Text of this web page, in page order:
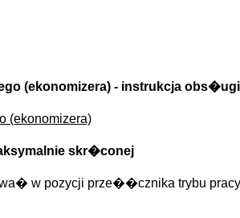
(ekonomizera) - instrukcja obs�ugi
(ekonomizera)
skr�conej
w pozycji prze��cznika trybu pracy